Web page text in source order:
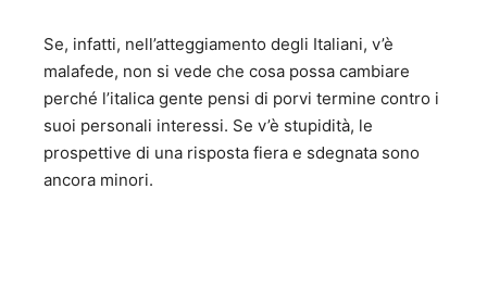
Se, infatti, nell’atteggiamento degli Italiani, v’è
malafede, non si vede che cosa possa cambiare
perché l’italica gente pensi di porvi termine contro i
suoi personali interessi. Se v’è stupidità, le
prospettive di una risposta fiera e sdegnata sono
ancora minori.